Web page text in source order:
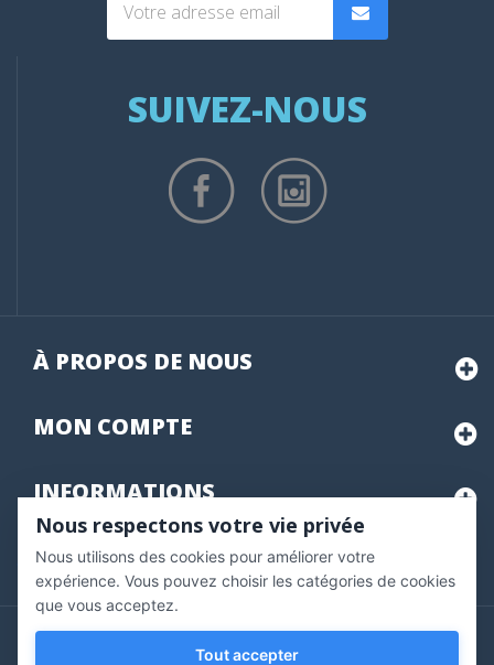
SUIVEZ-NOUS
À PROPOS DE NOUS
MON COMPTE
INFORMATIONS
Marchand approuvé par la Société des Avis Garantis,
pour vérifier .
Copyright © 2020 Vernazobres Grego - tous droits
réservés.
Nous respectons votre vie privée
Nous utilisons des cookies pour améliorer votre
expérience. Vous pouvez choisir les catégories de cookies
que vous acceptez.
Tout accepter